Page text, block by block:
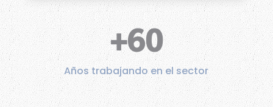
+60
Años trabajando en el sector